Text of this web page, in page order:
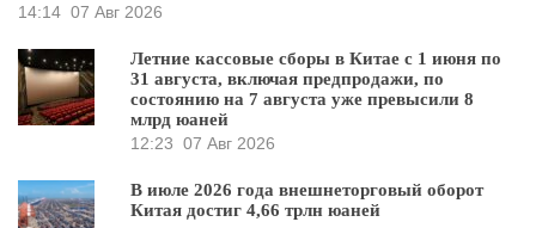
14:14 07 Авг 2026
Летние кассовые сборы в Китае с 1 июня по
31 августа, включая предпродажи, по
состоянию на 7 августа уже превысили 8
млрд юаней
12:23 07 Авг 2026
В июле 2026 года внешнеторговый оборот
Китая достиг 4,66 трлн юаней